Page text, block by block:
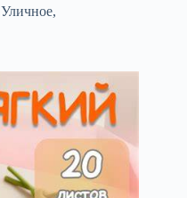
Уличное,